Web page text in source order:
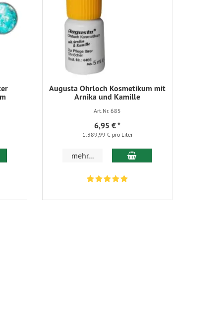
Warenkorb
Augusta Ohrloch Kosmetikum mit
Arnika und Kamille
Art.Nr. 685
6,95 €*
1.389,99 € pro Liter
mehr... In den Warenkorb